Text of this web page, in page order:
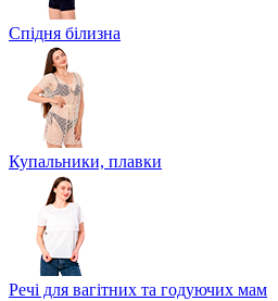
Спідня білизна
Купальники, плавки
Речі для вагітних та годуючих мам